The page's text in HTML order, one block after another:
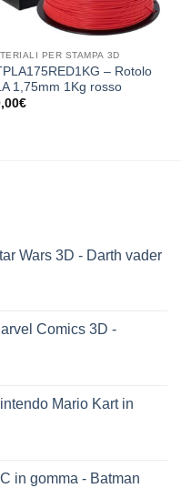
PER STAMPA 3D
– Rotolo
1,75mm 1Kg rosso
€
Wars 3D - Darth vader
Comics 3D -
Mario Kart in
in gomma - Batman